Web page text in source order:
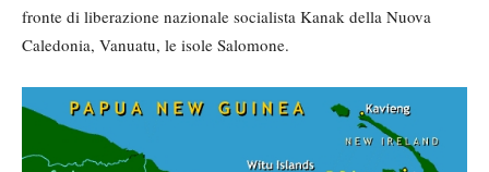
fronte di liberazione nazionale socialista Kanak della Nuova
Caledonia, Vanuatu, le isole Salomone.